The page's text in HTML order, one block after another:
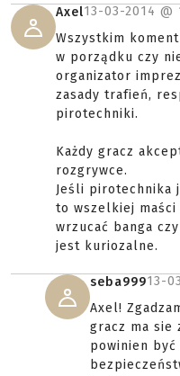
Axel13-03-2014 @
Wszystkim
w porządku czy
organizator
zasady trafień,
pirotechniki.
Każdy gracz
rozgrywce.
Jeśli pirotechnika
to wszelkiej maści
wrzucać banga
jest kuriozalne.
seba99913-
Axel!
gracz ma sie
powinien